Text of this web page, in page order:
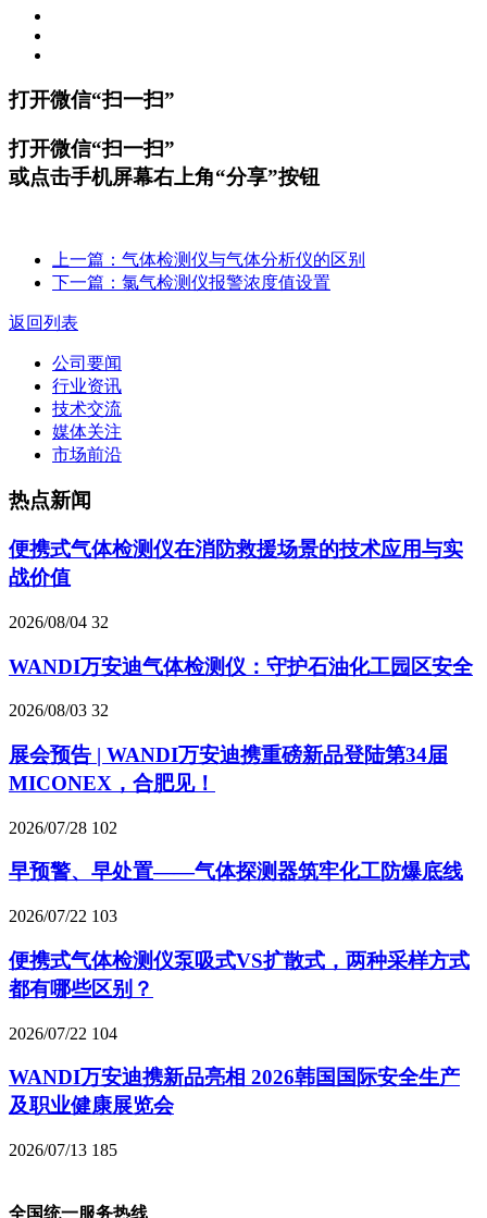
打开微信“扫一扫”
打开微信“扫一扫”
或点击手机屏幕右上角“分享”按钮
上一篇：气体检测仪与气体分析仪的区别
下一篇：氯气检测仪报警浓度值设置
返回列表
公司要闻
行业资讯
技术交流
媒体关注
市场前沿
热点新闻
便携式气体检测仪在消防救援场景的技术应用与实
战价值
2026/08/04 32
WANDI万安迪气体检测仪：守护石油化工园区安全
2026/08/03 32
展会预告 | WANDI万安迪携重磅新品登陆第34届
MICONEX，合肥见！
2026/07/28 102
早预警、早处置——气体探测器筑牢化工防爆底线
2026/07/22 103
便携式气体检测仪泵吸式VS扩散式，两种采样方式
都有哪些区别？
2026/07/22 104
WANDI万安迪携新品亮相 2026韩国国际安全生产
及职业健康展览会
2026/07/13 185
全国统一服务热线